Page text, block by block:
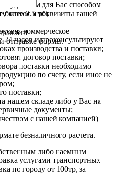
более 0.5 мб)
отправке формы.
удобным для Вас способом
запрос и реквизиты вашей
коммерческое
24 часов и проконсультируют
производства и поставки;
договор поставки;
поставки необходимо
по счету, если иное не
поставки;
нашем складе либо у Вас на
документы;
с нашей компанией)
безналичного расчета.
либо наемным
услугами транспортных
по городу от 100тр, за